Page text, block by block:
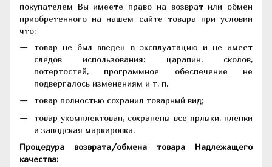
покупателем Вы имеете право на возврат или обмен
приобретенного на нашем сайте товара при условии
что:
товар не был введен в эксплуатацию и не имеет
следов использования: царапин, сколов,
потертостей, программное обеспечение не
подвергалось изменениям и т. п.
товар полностью сохранил товарный вид;
товар укомплектован, сохранены все ярлыки, пленки
и заводская маркировка.
Процедура возврата/обмена товара Надлежащего
качества: